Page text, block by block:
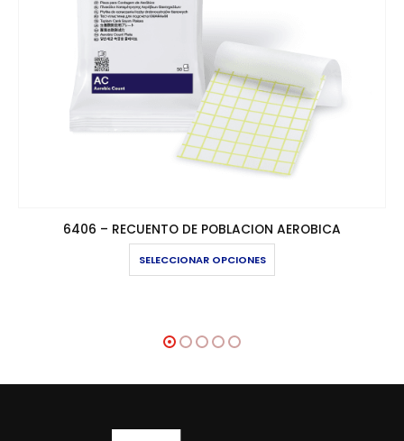
6406 – RECUENTO DE POBLACION AEROBICA
SELECCIONAR OPCIONES
Este producto tiene múltiples variantes. Las opciones se pueden elegir en la página de producto